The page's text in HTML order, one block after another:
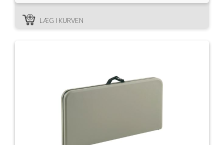
GPDR - Optagelse af foto og video
LÆG I KURVEN